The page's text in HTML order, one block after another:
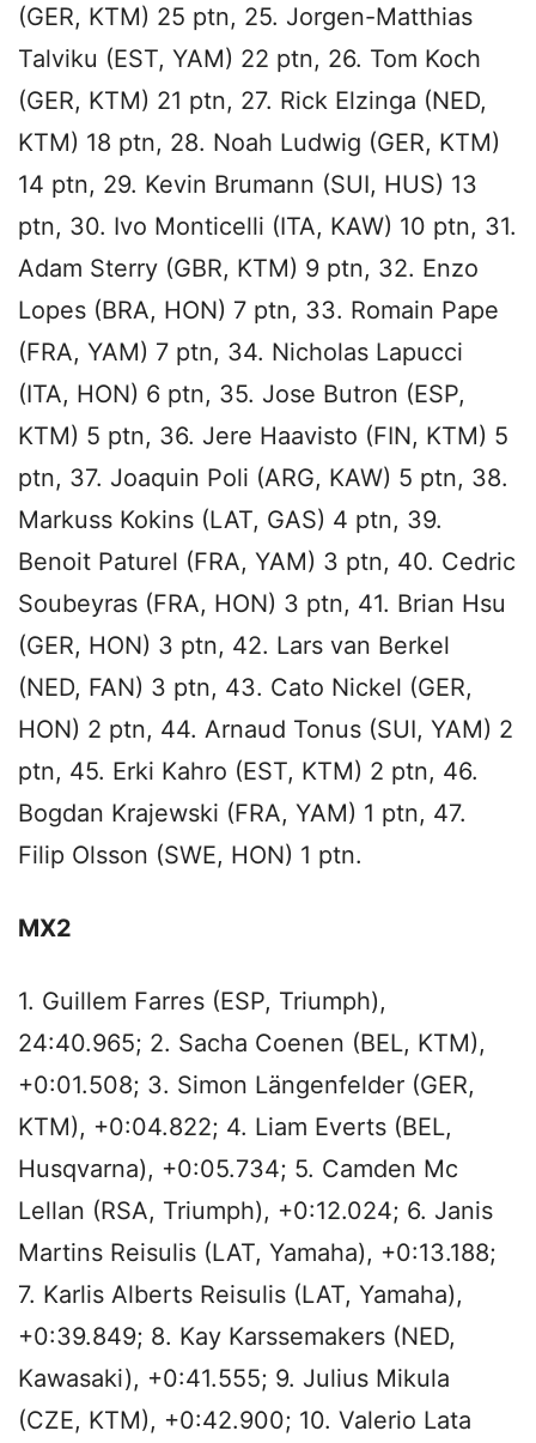
(GER, KTM) 25 ptn, 25. Jorgen-Matthias
Talviku (EST, YAM) 22 ptn, 26. Tom Koch
(GER, KTM) 21 ptn, 27. Rick Elzinga (NED,
KTM) 18 ptn, 28. Noah Ludwig (GER, KTM)
14 ptn, 29. Kevin Brumann (SUI, HUS) 13
ptn, 30. Ivo Monticelli (ITA, KAW) 10 ptn, 31.
Adam Sterry (GBR, KTM) 9 ptn, 32. Enzo
Lopes (BRA, HON) 7 ptn, 33. Romain Pape
(FRA, YAM) 7 ptn, 34. Nicholas Lapucci
(ITA, HON) 6 ptn, 35. Jose Butron (ESP,
KTM) 5 ptn, 36. Jere Haavisto (FIN, KTM) 5
ptn, 37. Joaquin Poli (ARG, KAW) 5 ptn, 38.
Markuss Kokins (LAT, GAS) 4 ptn, 39.
Benoit Paturel (FRA, YAM) 3 ptn, 40. Cedric
Soubeyras (FRA, HON) 3 ptn, 41. Brian Hsu
(GER, HON) 3 ptn, 42. Lars van Berkel
(NED, FAN) 3 ptn, 43. Cato Nickel (GER,
HON) 2 ptn, 44. Arnaud Tonus (SUI, YAM) 2
ptn, 45. Erki Kahro (EST, KTM) 2 ptn, 46.
Bogdan Krajewski (FRA, YAM) 1 ptn, 47.
Filip Olsson (SWE, HON) 1 ptn.
MX2
1. Guillem Farres (ESP, Triumph),
24:40.965; 2. Sacha Coenen (BEL, KTM),
+0:01.508; 3. Simon Längenfelder (GER,
KTM), +0:04.822; 4. Liam Everts (BEL,
Husqvarna), +0:05.734; 5. Camden Mc
Lellan (RSA, Triumph), +0:12.024; 6. Janis
Martins Reisulis (LAT, Yamaha), +0:13.188;
7. Karlis Alberts Reisulis (LAT, Yamaha),
+0:39.849; 8. Kay Karssemakers (NED,
Kawasaki), +0:41.555; 9. Julius Mikula
(CZE, KTM), +0:42.900; 10. Valerio Lata